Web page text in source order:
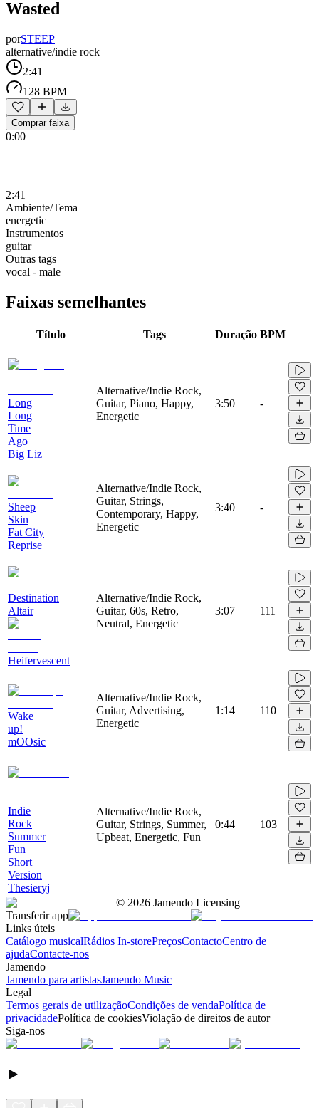
Wasted
porSTEEP
alternative/indie rock
2:41
128 BPM
Comprar faixa
0:00
2:41
Ambiente/Tema
energetic
Instrumentos
guitar
Outras tags
vocal - male
Faixas semelhantes
Título Tags Duração BPM
Long
Long
Time
Ago
Big Liz
Alternative/Indie Rock,
Guitar, Piano, Happy,
Energetic
3:50 -
Sheep
Skin
Fat City
Reprise
Alternative/Indie Rock,
Guitar, Strings,
Contemporary, Happy,
Energetic
3:40 -
Destination
Altair
Heifervescent
Alternative/Indie Rock,
Guitar, 60s, Retro,
Neutral, Energetic
3:07 111
Wake
up!
mOOsic
Alternative/Indie Rock,
Guitar, Advertising,
Energetic
1:14 110
Indie
Rock
Summer
Fun
Short
Version
Thesieryj
Alternative/Indie Rock,
Guitar, Strings, Summer,
Upbeat, Energetic, Fun
0:44 103
© 2026 Jamendo Licensing
Transferir app
Links úteis
Catálogo musicalRádios In-storePreçosContactoCentro de
ajudaContacte-nos
Jamendo
Jamendo para artistasJamendo Music
Legal
Termos gerais de utilizaçãoCondições de vendaPolítica de
privacidadePolítica de cookiesViolação de direitos de autor
Siga-nos